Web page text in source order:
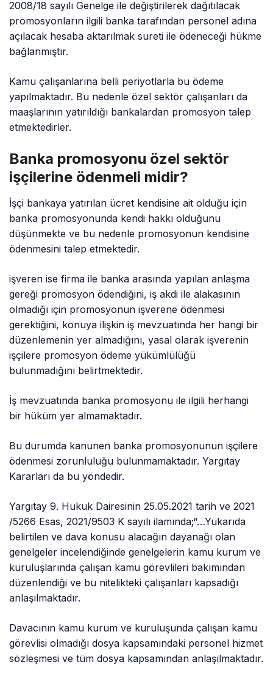
2008/18 sayılı Genelge ile değiştirilerek dağıtılacak
promosyonların ilgili banka tarafından personel adına
açılacak hesaba aktarılmak sureti ile ödeneceği hükme
bağlanmıştır.
Kamu çalışanlarına belli periyotlarla bu ödeme
yapılmaktadır. Bu nedenle özel sektör çalışanları da
maaşlarının yatırıldığı bankalardan promosyon talep
etmektedirler.
Banka promosyonu özel sektör
işçilerine ödenmeli midir?
İşçi bankaya yatırılan ücret kendisine ait olduğu için
banka promosyonunda kendi hakkı olduğunu
düşünmekte ve bu nedenle promosyonun kendisine
ödenmesini talep etmektedir.
işveren ise firma ile banka arasında yapılan anlaşma
gereği promosyon ödendiğini, iş akdi ile alakasının
olmadığı için promosyonun işverene ödenmesi
gerektiğini, konuya ilişkin iş mevzuatında her hangi bir
düzenlemenin yer almadığını, yasal olarak işverenin
işçilere promosyon ödeme yükümlülüğü
bulunmadığını belirtmektedir.
İş mevzuatında banka promosyonu ile ilgili herhangi
bir hüküm yer almamaktadır.
Bu durumda kanunen banka promosyonunun işçilere
ödenmesi zorunluluğu bulunmamaktadır. Yargıtay
Kararları da bu yöndedir.
Yargıtay 9. Hukuk Dairesinin 25.05.2021 tarih ve 2021
/5266 Esas, 2021/9503 K sayılı ilamında;“…Yukarıda
belirtilen ve dava konusu alacağın dayanağı olan
genelgeler incelendiğinde genelgelerin kamu kurum ve
kuruluşlarında çalışan kamu görevlileri bakımından
düzenlendiği ve bu nitelikteki çalışanları kapsadığı
anlaşılmaktadır.
Davacının kamu kurum ve kuruluşunda çalışan kamu
görevlisi olmadığı dosya kapsamındaki personel hizmet
sözleşmesi ve tüm dosya kapsamından anlaşılmaktadır.